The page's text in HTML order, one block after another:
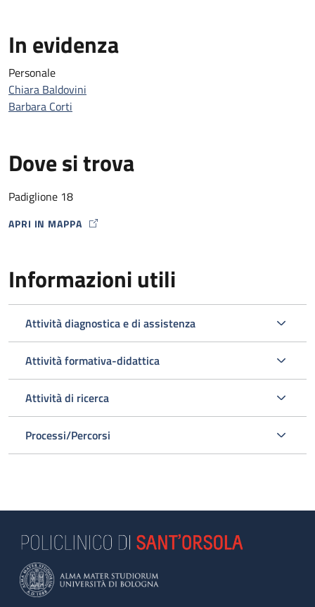
In evidenza
Personale
Chiara Baldovini
Barbara Corti
Dove si trova
Padiglione 18
APRI IN MAPPA
MAP ICON
Informazioni utili
Attività diagnostica e di assistenza
Attività formativa-didattica
Attività di ricerca
Processi/Percorsi